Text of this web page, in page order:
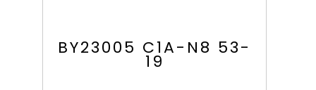
BY23005 C1A-N8 53-
19